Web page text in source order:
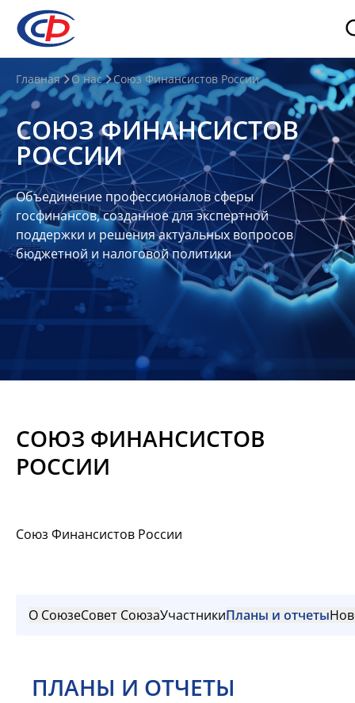
О
нас
О
СФР
Совет
Союза
Участники
Планы
отчеты
Контакты
Материалы
Главная О нас Союз Финансистов России
СОЮЗ ФИНАНСИСТОВ
РОССИИ
Объединение профессионалов сферы
госфинансов, созданное для экспертной
поддержки и решения актуальных вопросов
бюджетной и налоговой политики
СОЮЗ ФИНАНСИСТОВ
РОССИИ
Союз Финансистов России
О СоюзеСовет СоюзаУчастникиПланы и отчеты
ПЛАНЫ И ОТЧЕТЫ